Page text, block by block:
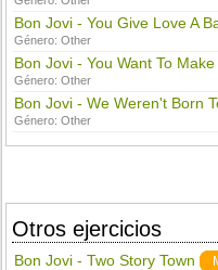
Bon Jovi - You Give Love A
Género:Other
Bon Jovi - You Want To
Género:Other
Bon Jovi - We Weren't Born
Género:Other
Otros ejercicios
Bon Jovi - Two Story Town